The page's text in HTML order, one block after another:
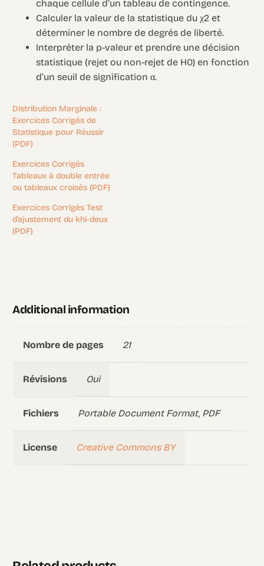
chaque cellule d’un tableau de contingence.
Calculer la valeur de la statistique du χ2 et
déterminer le nombre de degrés de liberté.
Interpréter la p-valeur et prendre une décision
statistique (rejet ou non-rejet de H0) en fonction
d’un seuil de signification α.
Distribution Marginale :
Exercices Corrigés de
Statistique pour Réussir
(PDF)
Exercices Corrigés
Tableaux à double entrée
ou tableaux croisés (PDF)
Exercices Corrigés Test
d’ajustement du khi-deux
(PDF)
Additional information
Nombre de pages 21
Révisions Oui
Fichiers Portable Document Format, PDF
License Creative Commons BY